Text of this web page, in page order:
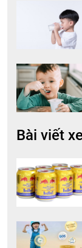
Bài viết